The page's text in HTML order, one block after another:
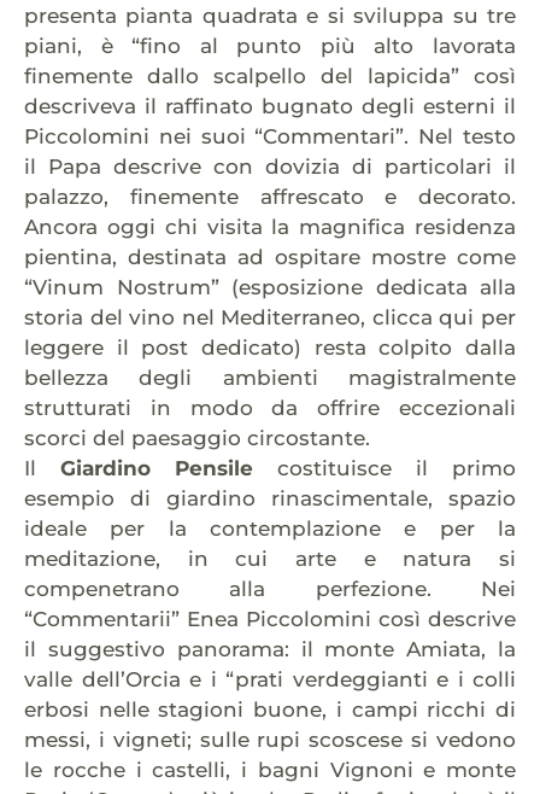
presenta pianta quadrata e si sviluppa su tre
piani, è “fino al punto più alto lavorata
finemente dallo scalpello del lapicida” così
descriveva il raffinato bugnato degli esterni il
Piccolomini nei suoi “Commentari”. Nel testo
il Papa descrive con dovizia di particolari il
palazzo, finemente affrescato e decorato.
Ancora oggi chi visita la magnifica residenza
pientina, destinata ad ospitare mostre come
“Vinum Nostrum” (esposizione dedicata alla
storia del vino nel Mediterraneo, clicca qui per
leggere il post dedicato) resta colpito dalla
bellezza degli ambienti magistralmente
strutturati in modo da offrire eccezionali
scorci del paesaggio circostante.
Il Giardino Pensile costituisce il primo
esempio di giardino rinascimentale, spazio
ideale per la contemplazione e per la
meditazione, in cui arte e natura si
compenetrano alla perfezione. Nei
“Commentarii” Enea Piccolomini così descrive
il suggestivo panorama: il monte Amiata, la
valle dell’Orcia e i “prati verdeggianti e i colli
erbosi nelle stagioni buone, i campi ricchi di
messi, i vigneti; sulle rupi scoscese si vedono
le rocche i castelli, i bagni Vignoni e monte